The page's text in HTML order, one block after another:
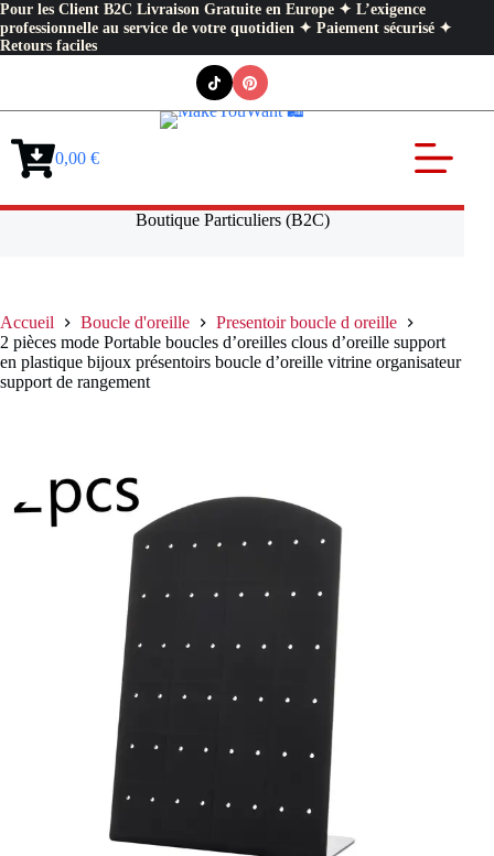
Pour les Client B2C Livraison Gratuite en Europe ✦ L’exigence
professionnelle au service de votre quotidien ✦ Paiement sécurisé ✦
Retours faciles
Panier0,00 €
Boutique Particuliers (B2C)
Accueil Boucle d'oreille
Presentoir boucle d oreille
2 pièces mode Portable boucles d’oreilles clous d’oreille support
en plastique bijoux présentoirs boucle d’oreille vitrine organisateur
support de rangement